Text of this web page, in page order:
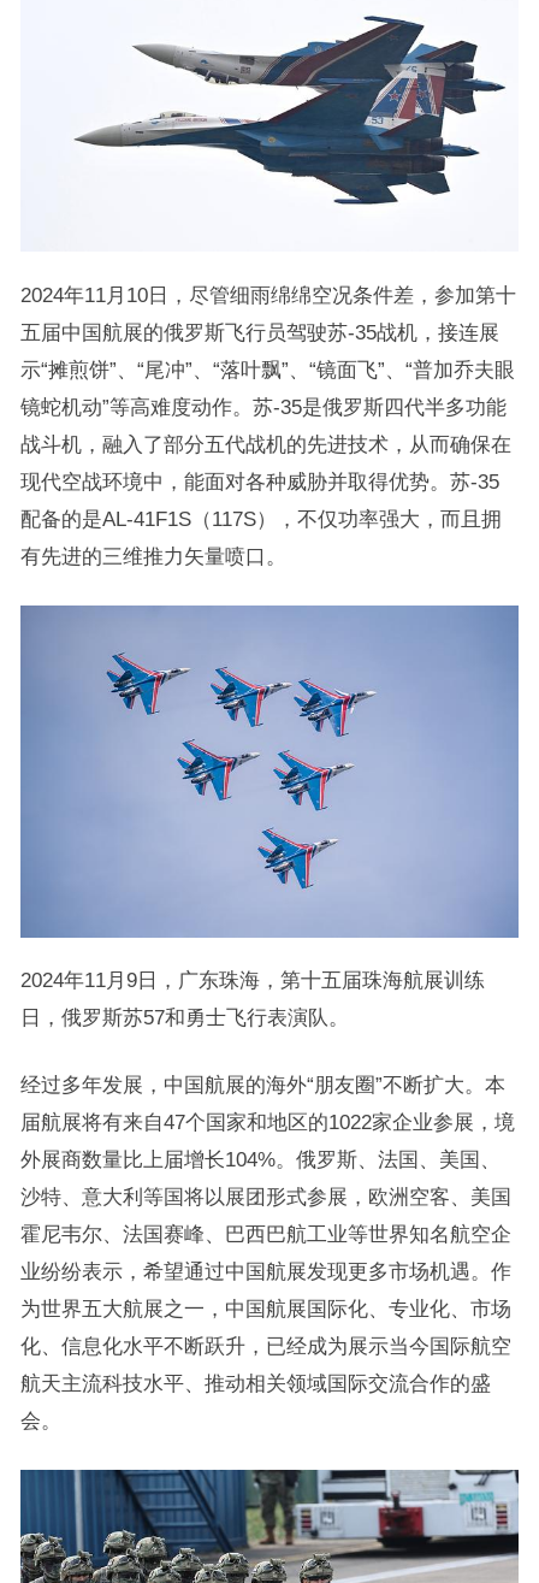
2024年11月10日，尽管细雨绵绵空况条件差，参加第十
五届中国航展的俄罗斯飞行员驾驶苏-35战机，接连展
示“摊煎饼”、“尾冲”、“落叶飘”、“镜面飞”、“普加乔夫眼
镜蛇机动”等高难度动作。苏-35是俄罗斯四代半多功能
战斗机，融入了部分五代战机的先进技术，从而确保在
现代空战环境中，能面对各种威胁并取得优势。苏-35
配备的是AL-41F1S（117S），不仅功率强大，而且拥
有先进的三维推力矢量喷口。
2024年11月9日，广东珠海，第十五届珠海航展训练
日，俄罗斯苏57和勇士飞行表演队。
经过多年发展，中国航展的海外“朋友圈”不断扩大。本
届航展将有来自47个国家和地区的1022家企业参展，境
外展商数量比上届增长104%。俄罗斯、法国、美国、
沙特、意大利等国将以展团形式参展，欧洲空客、美国
霍尼韦尔、法国赛峰、巴西巴航工业等世界知名航空企
业纷纷表示，希望通过中国航展发现更多市场机遇。作
为世界五大航展之一，中国航展国际化、专业化、市场
化、信息化水平不断跃升，已经成为展示当今国际航空
航天主流科技水平、推动相关领域国际交流合作的盛
会。